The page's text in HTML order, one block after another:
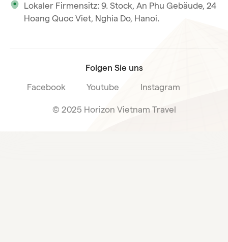
Unsere internationale Tourismuslizenz
Lokaler Firmensitz: 9. Stock, An Phu Gebäude, 24
Hoang Quoc Viet, Nghia Do, Hanoi.
Folgen Sie uns
Facebook Youtube Instagram
© 2025 Horizon Vietnam Travel